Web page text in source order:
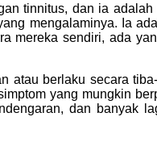
tinnitus, dan ia
mengalaminya. Ia
sendiri, ada
berlaku secara
yang mungkin
dan banyak